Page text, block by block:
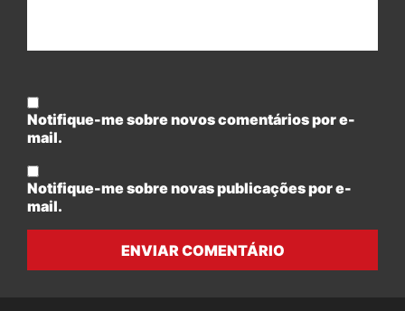
Notifique-me sobre novos comentários por e-
mail.
Notifique-me sobre novas publicações por e-
mail.
ENVIAR COMENTÁRIO